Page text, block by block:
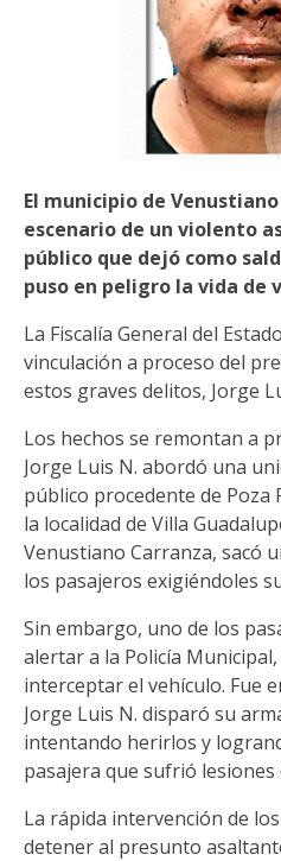
El municipio de
escenario de un violento
público que dejó como
puso en peligro la vida de
La Fiscalía General del
vinculación a proceso del
estos graves delitos, Jorge
Los hechos se remontan a
Jorge Luis N. abordó una
público procedente de Poza
la localidad de Villa
Venustiano Carranza, sacó
los pasajeros exigiéndoles
Sin embargo, uno de los
alertar a la Policía
interceptar el vehículo. Fue
Jorge Luis N. disparó su
intentando herirlos y
pasajera que sufrió
La rápida intervención de
detener al presunto